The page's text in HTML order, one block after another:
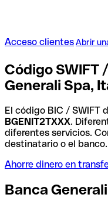
Acceso clientesAbrir
Código SWIFT
Generali Spa,
El código BIC / SWIFT
BGENIT2TXXX.
diferentes servicios.
destinatario o el banco.
Ahorre dinero en
Banca